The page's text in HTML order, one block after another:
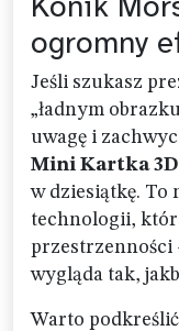
ogromny
Jeśli szukasz
„ładnym
uwagę i
Mini Kartka
w dziesiątkę. To
technologii,
przestrzenności
wygląda tak,
Warto